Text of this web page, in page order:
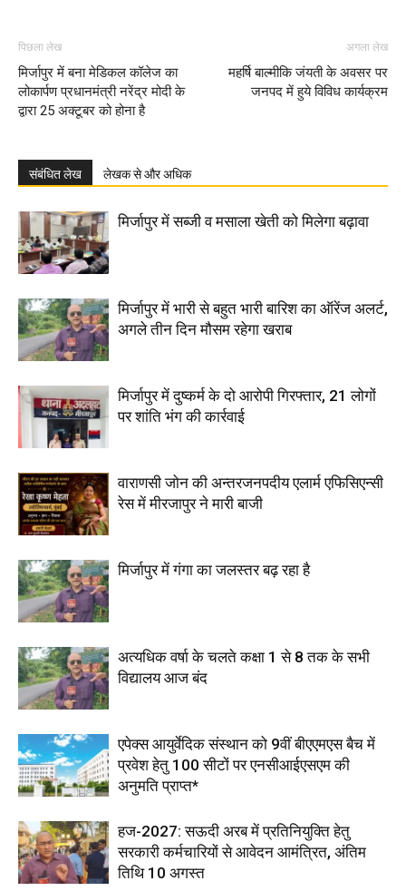
पिछला लेख
मिर्जापुर में बना मेडिकल कॉलेज का
लोकार्पण प्रधानमंत्री नरेंद्र मोदी के
द्वारा 25 अक्टूबर को होना है
अगला लेख
महर्षि बाल्मीकि जंयती के अवसर पर
जनपद में हुये विविध कार्यक्रम
संबंधित लेख लेखक से और अधिक
मिर्जापुर में सब्जी व मसाला खेती को मिलेगा बढ़ावा
मिर्जापुर में भारी से बहुत भारी बारिश का ऑरेंज अलर्ट,
अगले तीन दिन मौसम रहेगा खराब
मिर्जापुर में दुष्कर्म के दो आरोपी गिरफ्तार, 21 लोगों
पर शांति भंग की कार्रवाई
वाराणसी जोन की अन्तरजनपदीय एलार्म एफिसिएन्सी
रेस में मीरजापुर ने मारी बाजी
मिर्जापुर में गंगा का जलस्तर बढ़ रहा है
अत्यधिक वर्षा के चलते कक्षा 1 से 8 तक के सभी
विद्यालय आज बंद
एपेक्स आयुर्वेदिक संस्थान को 9वीं बीएएमएस बैच में
प्रवेश हेतु 100 सीटों पर एनसीआईएसएम की
अनुमति प्राप्त*
हज-2027: सऊदी अरब में प्रतिनियुक्ति हेतु
सरकारी कर्मचारियों से आवेदन आमंत्रित, अंतिम
तिथि 10 अगस्त